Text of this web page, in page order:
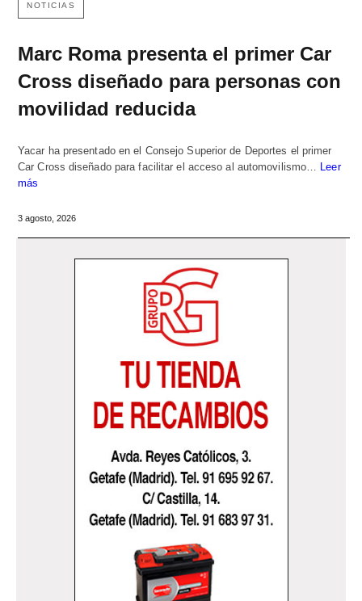
NOTICIAS
Marc Roma presenta el primer Car
Cross diseñado para personas con
movilidad reducida
Yacar ha presentado en el Consejo Superior de Deportes el primer
Car Cross diseñado para facilitar el acceso al automovilismo… Leer
más
3 agosto, 2026